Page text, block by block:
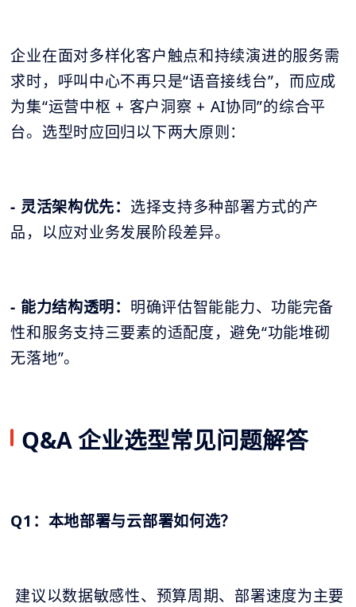
企业在面对多样化客户触点和持续演进的服务需
求时，呼叫中心不再只是“语音接线台”，而应成
为集“运营中枢 + 客户洞察 + AI协同”的综合平
台。选型时应回归以下两大原则：
- 灵活架构优先： 选择支持多种部署方式的产
品，以应对业务发展阶段差异。
- 能力结构透明： 明确评估智能能力、功能完备
性和服务支持三要素的适配度，避免“功能堆砌
无落地”。
Q&A 企业选型常见问题解答
Q1：本地部署与云部署如何选？
建议以数据敏感性、预算周期、部署速度为主要